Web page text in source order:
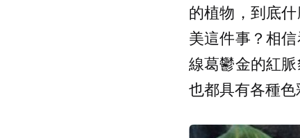
的植物，到底
美這件事？相
線葛鬱金的紅
也都具有各種色